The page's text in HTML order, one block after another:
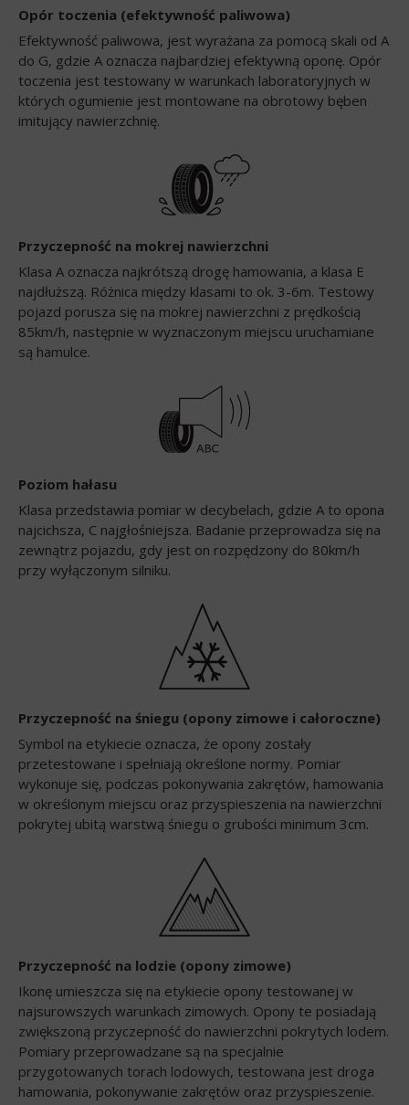
Opór toczenia (efektywność paliwowa)
Efektywność paliwowa, jest wyrażana za pomocą skali od A
do G, gdzie A oznacza najbardziej efektywną oponę. Opór
toczenia jest testowany w warunkach laboratoryjnych w
których ogumienie jest montowane na obrotowy bęben
imitujący nawierzchnię.
Przyczepność na mokrej nawierzchni
Klasa A oznacza najkrótszą drogę hamowania, a klasa E
najdłuższą. Różnica między klasami to ok. 3-6m. Testowy
pojazd porusza się na mokrej nawierzchni z prędkością
85km/h, następnie w wyznaczonym miejscu uruchamiane
są hamulce.
Poziom hałasu
Klasa przedstawia pomiar w decybelach, gdzie A to opona
najcichsza, C najgłośniejsza. Badanie przeprowadza się na
zewnątrz pojazdu, gdy jest on rozpędzony do 80km/h
przy wyłączonym silniku.
Przyczepność na śniegu (opony zimowe i całoroczne)
Symbol na etykiecie oznacza, że opony zostały
przetestowane i spełniają określone normy. Pomiar
wykonuje się, podczas pokonywania zakrętów, hamowania
w określonym miejscu oraz przyspieszenia na nawierzchni
pokrytej ubitą warstwą śniegu o grubości minimum 3cm.
Przyczepność na lodzie (opony zimowe)
Ikonę umieszcza się na etykiecie opony testowanej w
najsurowszych warunkach zimowych. Opony te posiadają
zwiększoną przyczepność do nawierzchni pokrytych lodem.
Pomiary przeprowadzane są na specjalnie
przygotowanych torach lodowych, testowana jest droga
hamowania, pokonywanie zakrętów oraz przyspieszenie.